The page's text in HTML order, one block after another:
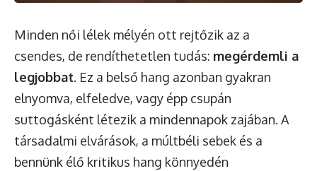
Minden női lélek mélyén ott rejtőzik az a
csendes, de rendíthetetlen tudás: megérdemli a
legjobbat. Ez a belső hang azonban gyakran
elnyomva, elfeledve, vagy épp csupán
suttogásként létezik a mindennapok zajában. A
társadalmi elvárások, a múltbéli sebek és a
bennünk élő kritikus hang könnyedén